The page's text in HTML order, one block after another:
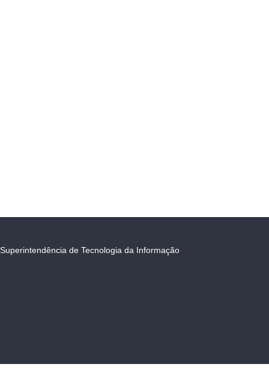
Superintendência de Tecnologia da Informação